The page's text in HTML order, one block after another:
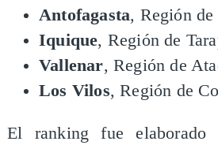
Antofagasta, Región
Iquique, Región de
Vallenar, Región de
Los Vilos, Región de
​El ranking fue elaborado